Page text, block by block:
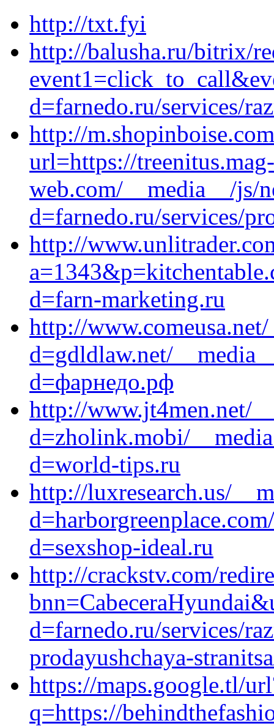
http://txt.fyi
http://balusha.ru/bitrix/
d=farnedo.ru/services/
http://
url=https://treenitus.mag-
web.com/__media__/js/
d=farnedo.ru/services/
http://
d=farn-marketing.ru
http://
d=gdldlaw.net/
d=фарнедо.рф
http://www.jt4men.net/
d=zholink.mobi/
d=world-tips.ru
http://luxresearch.us/
d=sexshop-ideal.ru
http://crackstv.com/
d=farnedo.ru/services/
prodayushchaya-
https://maps.google.tl/
q=https://